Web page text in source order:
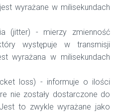
wyrażane w milisekundach
(jitter) - mierzy zmienność
występuje w transmisji
wyrażana w milisekundach
loss) - informuje o ilości
nie zostały dostarczone do
to zwykle wyrażane jako